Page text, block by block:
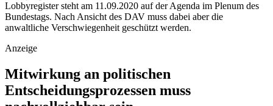
Lobbyregister steht am 11.09.2020 auf der Agenda im Plenum des
Bundestags. Nach Ansicht des DAV muss dabei aber die
anwaltliche Verschwiegenheit geschützt werden.
Anzeige
Mitwirkung an politischen
Entscheidungsprozessen muss